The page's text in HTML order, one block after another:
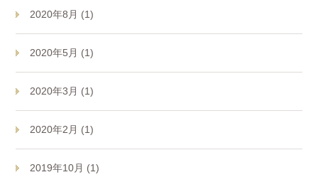
2020年8月 (1)
2020年5月 (1)
2020年3月 (1)
2020年2月 (1)
2019年10月 (1)